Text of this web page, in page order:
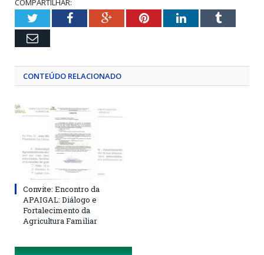
COMPARTILHAR:
TwitterFacebookGoogle+PinterestLinkedInTumblr
Email
CONTEÚDO RELACIONADO
Convite: Encontro da
APAIGAL: Diálogo e
Fortalecimento da
Agricultura Familiar